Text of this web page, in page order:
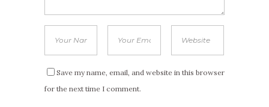
Save my name, email, and website in this browser
for the next time I comment.